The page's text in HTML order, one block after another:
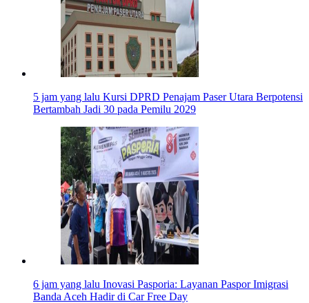
5 jam yang lalu Kursi DPRD Penajam Paser Utara Berpotensi
Bertambah Jadi 30 pada Pemilu 2029
6 jam yang lalu Inovasi Pasporia: Layanan Paspor Imigrasi
Banda Aceh Hadir di Car Free Day